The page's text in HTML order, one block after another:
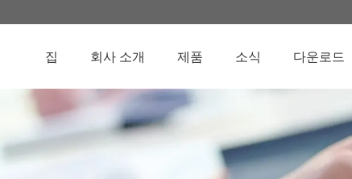
집 회사 소개 제품 소식 다운로드